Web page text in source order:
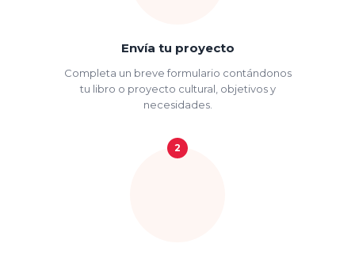
Envía tu proyecto
Completa un breve formulario contándonos
tu libro o proyecto cultural, objetivos y
necesidades.
2